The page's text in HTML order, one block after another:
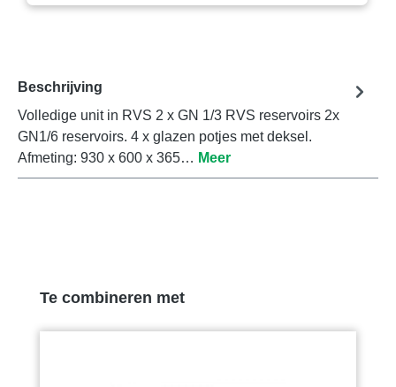
Beschrijving
Volledige unit in RVS 2 x GN 1/3 RVS reservoirs 2x
GN1/6 reservoirs. 4 x glazen potjes met deksel.
Afmeting: 930 x 600 x 365… Meer
Productgalerij overslaan
Te combineren met